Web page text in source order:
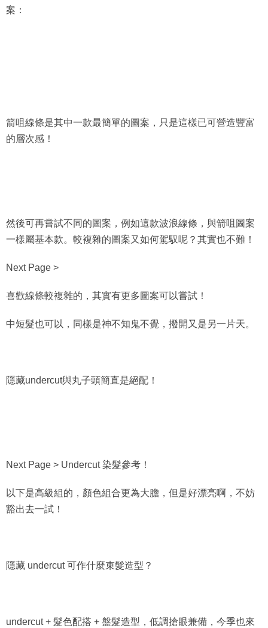
案：
箭咀線條是其中一款最簡單的圖案，只是這樣已可營造豐富
的層次感！
然後可再嘗試不同的圖案，例如這款波浪線條，與箭咀圖案
一樣屬基本款。較複雜的圖案又如何駕馭呢？其實也不難！
Next Page >
喜歡線條較複雜的，其實有更多圖案可以嘗試！
中短髮也可以，同樣是神不知鬼不覺，撥開又是另一片天。
隱藏undercut與丸子頭簡直是絕配！
Next Page > Undercut 染髮參考！
以下是高級組的，顏色組合更為大膽，但是好漂亮啊，不妨
豁出去一試！
隱藏 undercut 可作什麼束髮造型？
undercut + 髮色配搭 + 盤髮造型，低調搶眼兼備，今季也來